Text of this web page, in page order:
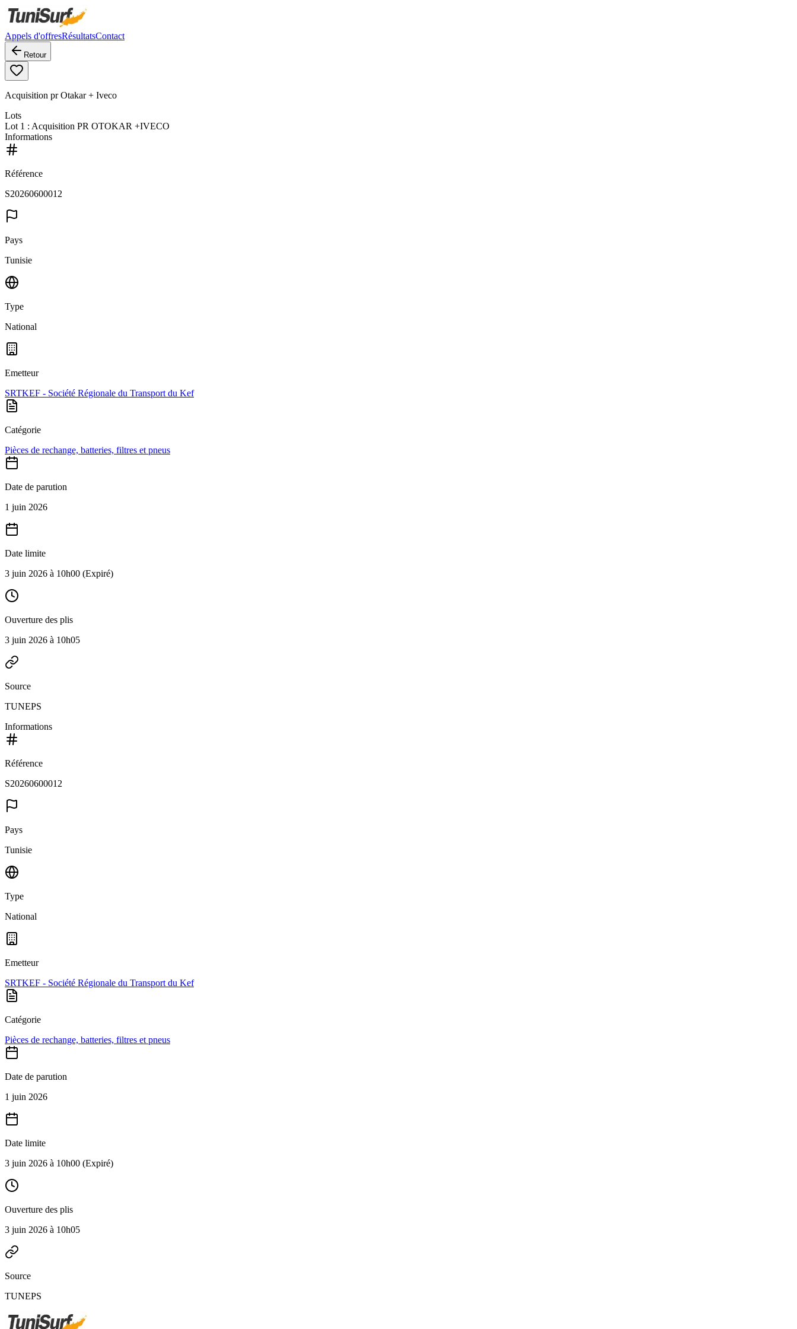
Appels d'offresRésultatsContact
Retour
Acquisition pr Otakar + Iveco
Lots
Lot 1 : Acquisition PR OTOKAR +IVECO
Informations
Référence
S20260600012
Pays
Tunisie
Type
National
Emetteur
SRTKEF - Société Régionale du Transport du Kef
Catégorie
Pièces de rechange, batteries, filtres et pneus
Date de parution
1 juin 2026
Date limite
3 juin 2026 à 10h00 (Expiré)
Ouverture des plis
3 juin 2026 à 10h05
Source
TUNEPS
Informations
Référence
S20260600012
Pays
Tunisie
Type
National
Emetteur
SRTKEF - Société Régionale du Transport du Kef
Catégorie
Pièces de rechange, batteries, filtres et pneus
Date de parution
1 juin 2026
Date limite
3 juin 2026 à 10h00 (Expiré)
Ouverture des plis
3 juin 2026 à 10h05
Source
TUNEPS